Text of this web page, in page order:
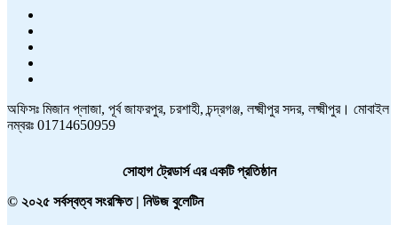
অফিসঃ মিজান প্লাজা, পূর্ব জাফরপুর, চরশাহী, চন্দ্রগঞ্জ, লক্ষ্মীপুর সদর, লক্ষ্মীপুর। মোবাইল
নম্বরঃ 01714650959
সোহাগ ট্রেডার্স এর একটি প্রতিষ্ঠান
© ২০২৫ সর্বস্বত্ব সংরক্ষিত | নিউজ বুলেটিন